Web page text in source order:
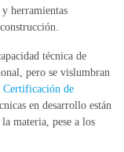
herramientas
técnica de
pero se vislumbran
Certificación de
en desarrollo están
materia, pese a los